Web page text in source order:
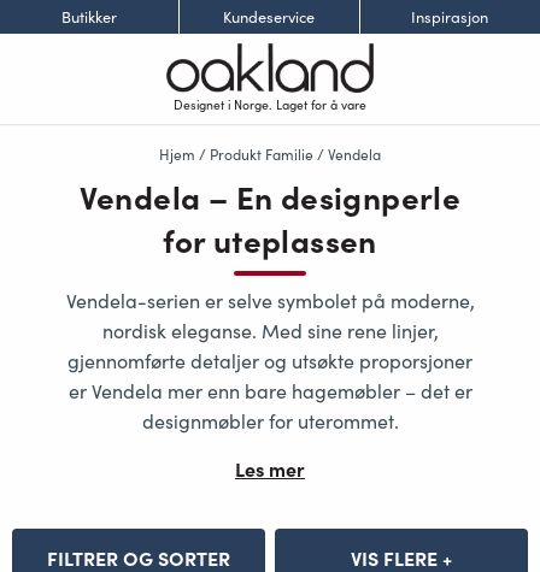
Butikker Kundeservice Inspirasjon
Designet i Norge. Laget for å vare
Hjem / Produkt Familie / Vendela
Vendela – En designperle
for uteplassen
Vendela-serien er selve symbolet på moderne,
nordisk eleganse. Med sine rene linjer,
gjennomførte detaljer og utsøkte proporsjoner
er Vendela mer enn bare hagemøbler – det er
designmøbler for uterommet.
Les mer
FILTRER OG SORTER VIS FLERE +